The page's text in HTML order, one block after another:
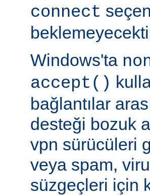
connect
Windows'ta
accept()
bağlantılar
desteği bozuk
vpn sürücüleri
veya spam,
süzgeçleri için